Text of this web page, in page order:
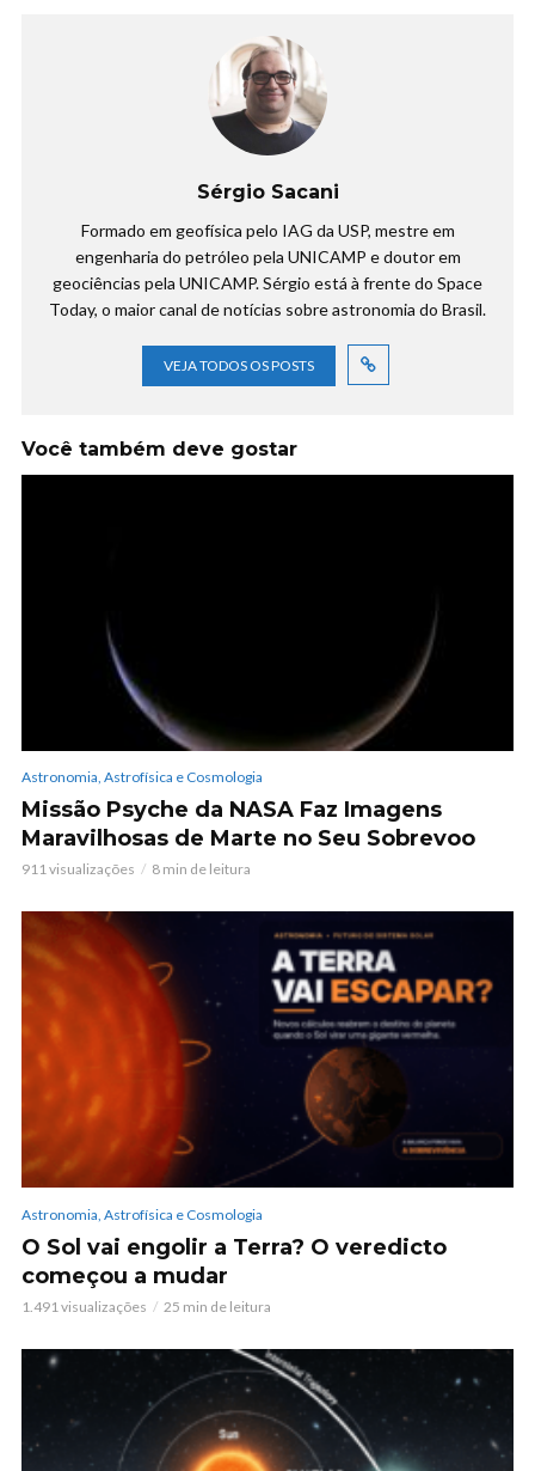
Sérgio Sacani
Formado em geofísica pelo IAG da USP, mestre em
engenharia do petróleo pela UNICAMP e doutor em
geociências pela UNICAMP. Sérgio está à frente do Space
Today, o maior canal de notícias sobre astronomia do Brasil.
VEJA TODOS OS POSTS
Você também deve gostar
Astronomia, Astrofísica e Cosmologia
Missão Psyche da NASA Faz Imagens
Maravilhosas de Marte no Seu Sobrevoo
911 visualizações 8 min de leitura
Astronomia, Astrofísica e Cosmologia
O Sol vai engolir a Terra? O veredicto
começou a mudar
1.491 visualizações 25 min de leitura